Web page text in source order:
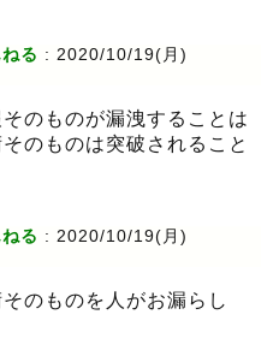
る : 2020/10/19(月)
のものが漏洩することは
のものは突破されること
る : 2020/10/19(月)
のものを人がお漏らし